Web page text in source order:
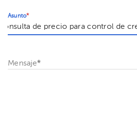
Asunto*
Mensaje*